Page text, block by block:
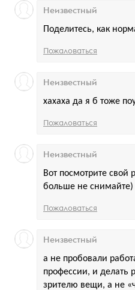
Поделитесь, как
Неизвестный
Пожаловаться
хахаха да я б тоже
Неизвестный
Пожаловаться
Вот посмотрите свой
больше не снимайте)
Неизвестный
Пожаловаться
а не пробовали
профессии, и делать
зрителю вещи, а не
Неизвестный